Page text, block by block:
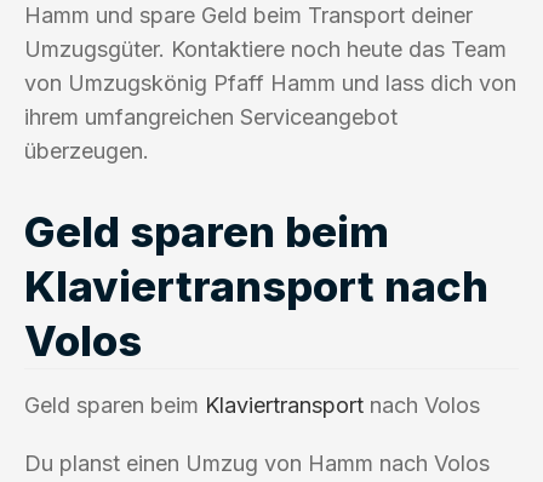
Hamm und spare Geld beim Transport deiner
Umzugsgüter. Kontaktiere noch heute das Team
von Umzugskönig Pfaff Hamm und lass dich von
ihrem umfangreichen Serviceangebot
überzeugen.
Geld sparen beim
Klaviertransport nach
Volos
Geld sparen beim Klaviertransport nach Volos
Du planst einen Umzug von Hamm nach Volos